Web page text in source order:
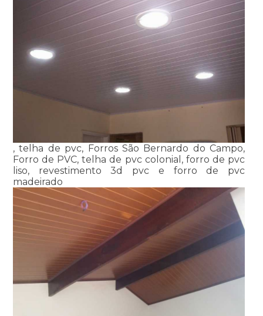
, telha de pvc, Forros São Bernardo do Campo,
Forro de PVC, telha de pvc colonial, forro de pvc
liso, revestimento 3d pvc e forro de pvc
madeirado